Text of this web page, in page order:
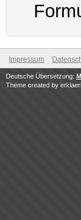
Impressum
Deutsche Übersetzung:
Theme created by